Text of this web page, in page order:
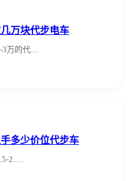
万块代步电车
万的代…
多少价位代步车
2.…